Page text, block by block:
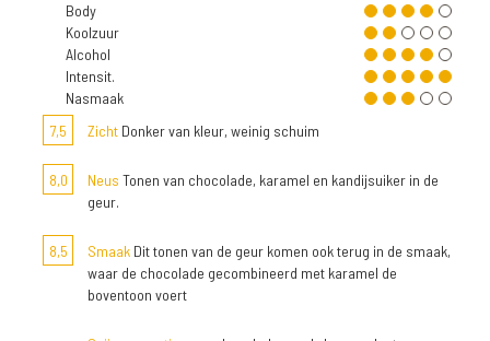
Body
Koolzuur
Alcohol
Intensit.
Nasmaak
7,5
Zicht Donker van kleur, weinig schuim
8,0 Neus Tonen van chocolade, karamel en kandijsuiker in de
geur.
8,5 Smaak Dit tonen van de geur komen ook terug in de smaak,
waar de chocolade gecombineerd met karamel de
boventoon voert